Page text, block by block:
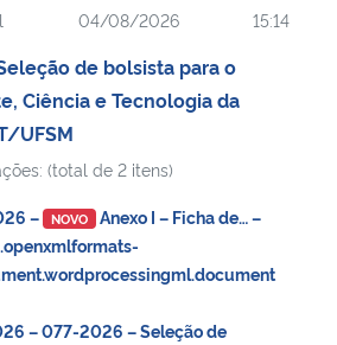
Inovações e Comunicações
04/08/2026 15:14
de bolsista para o
Ciência e Tecnologia da
UFSM
(total de 2 itens)
– NOVO Anexo I – Ficha de… –
– 077-2026 – Seleção de